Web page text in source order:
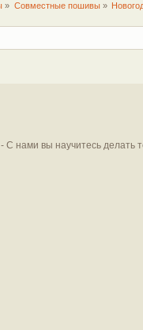
» Совместные пошивы»
вы научитесь делать